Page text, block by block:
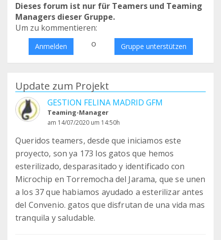
Dieses forum ist nur für Teamers und Teaming
Managers dieser Gruppe.
Um zu kommentieren:
Anmelden o Gruppe unterstützen
Update zum Projekt
GESTION FELINA MADRID GFM
Teaming-Manager
am 14/07/2020 um 14:50h
Queridos teamers, desde que iniciamos este
proyecto, son ya 173 los gatos que hemos
esterilizado, desparasitado y identificado con
Microchip en Torremocha del Jarama, que se unen
a los 37 que habiamos ayudado a esterilizar antes
del Convenio. gatos que disfrutan de una vida mas
tranquila y saludable.